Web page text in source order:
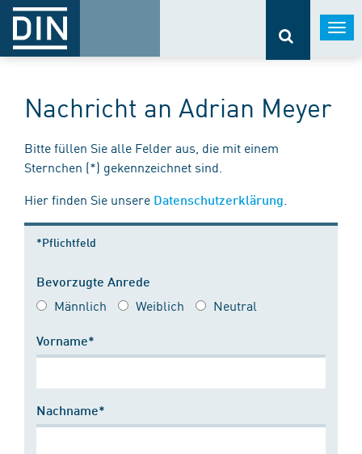
Nachricht an Adrian Meyer
Bitte füllen Sie alle Felder aus, die mit einem
Sternchen (*) gekennzeichnet sind.
Hier finden Sie unsere Datenschutzerklärung
*Pflichtfeld
Bevorzugte Anrede
Männlich Weiblich Neutral
Vorname*
Nachname*